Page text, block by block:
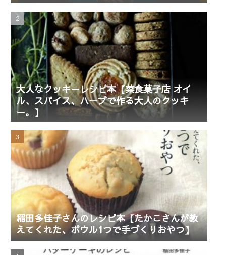
大人なクッキーレシピ本【菜食菓子店 オイ
ル、スパイス、ハーブで作る大人のクッキ
ー。】
稲田多佳子さんのレシピ本【たかこさんが教
えてくれた、ボウル1つで手づくりおやつ】